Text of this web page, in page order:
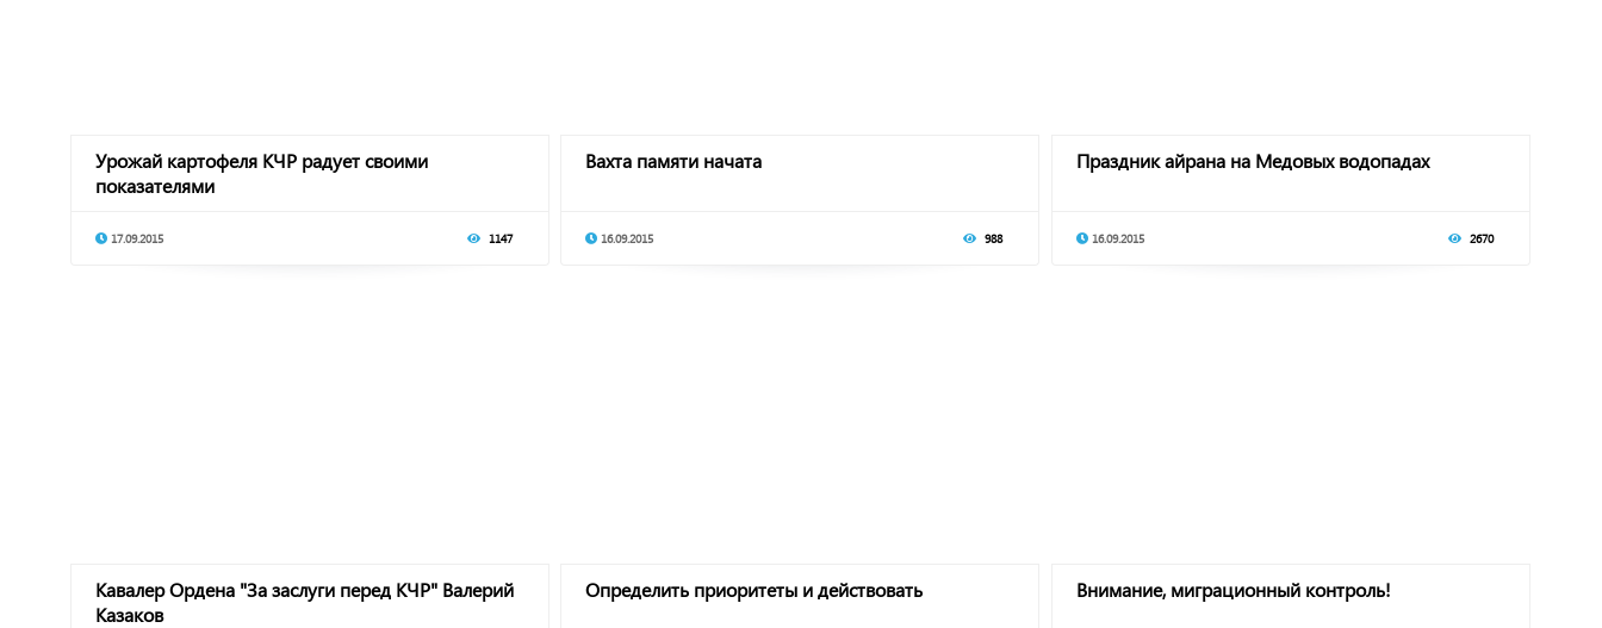
Урожай картофеля КЧР радует своими
показателями
17.09.2015 1147
Вахта памяти начата
16.09.2015 988
Праздник айрана на Медовых водопадах
16.09.2015 2670
Кавалер Ордена "За заслуги перед КЧР" Валерий
Казаков
Определить приоритеты и действовать Внимание, миграционный контроль!